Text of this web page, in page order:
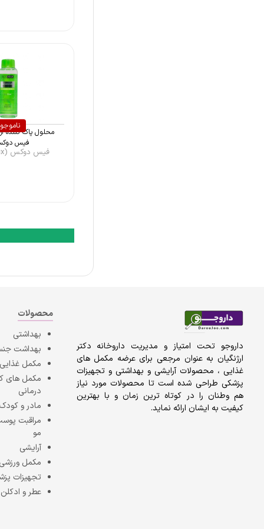
محلول پاک کننده
فیس
فیس دوکس (Facedoux)
داروجو تحت امتیاز و مدیریت داروخانه دکتر
ارژنگیان به عنوان مرجعی برای عرضه مکمل های
غذایی ، محصولات آرایشی و بهداشتی و تجهیزات
پزشکی طراحی شده است تا محصولات مورد نیاز
هم وطنان را در کوتاه ترین زمان و با بهترین
کیفیت به ایشان ارائه نماید.
محصولات
بهداشتی
بهداشت
مکمل غذایی
مکمل های
درمانی
مادر و کودک
مراقبت
مو
آرایشی
مکمل ورزشی
تجهیزات
عطر و ادکلن